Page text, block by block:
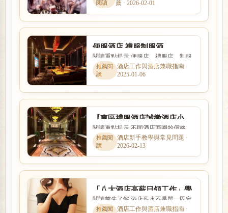
有差別。本篇以「台北酒店...
薦 · 2026-02-01
便服酒店,禮服制服酒
店,PianoBar,酒吧ktv派對商務
伴遊
閱讀重點提示 便服店、禮服店、制服
店與日式酒吧的消費方式、工作內容
與客群定位都不相同。本文...
酒店工作與酒店兼職指南 ·
2025-01-06
【東區禮服酒店誠徵酒店小
姐】日保五千、免脫、免秀
舞、免出場S
閱讀重點提示 不同酒店商圈的價格、
客群、交通與店型定位都有差異。本
文以「【東區禮服酒店誠徵...
酒店新手教學與常見問題 ·
2026-02-13
「八大酒店高薪日領工作」學
生短期酒店求職打工
閱讀前先了解 酒店薪水不是單一固定
數字，而是受到店型、出勤時段、節
酒店工作與酒店兼職指南 ·